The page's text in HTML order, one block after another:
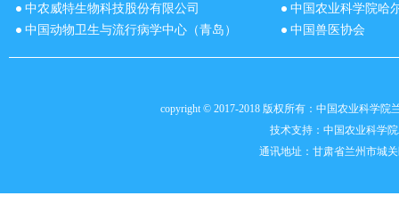
中农威特生物科技股份有限公司
中国农业科学院哈
中国动物卫生与流行病学中心（青岛）
中国兽医协会
copyright © 2017-2018 版权所有：中国农业科学
技术支持： 中国农业科学
通讯地址：甘肃省兰州市城